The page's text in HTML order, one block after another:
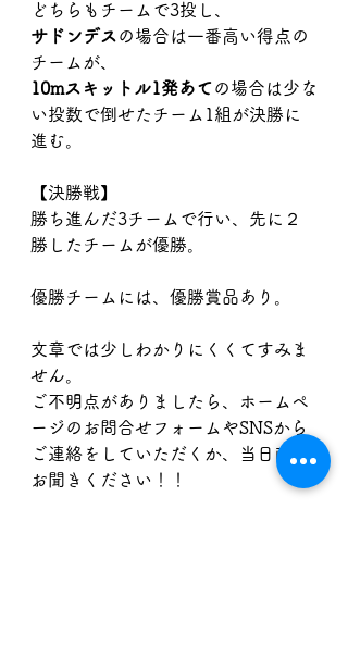
どちらもチームで3投し、
サドンデスの場合は一番高い得点の
チームが、
10mスキットル1発あての場合は少な
い投数で倒せたチーム1組が決勝に
進む。
【決勝戦】
勝ち進んだ3チームで行い、先に２
勝したチームが優勝。
​優勝チームには、優勝賞品あり。
文章では少しわかりにくくてすみま
せん。
ご不明点がありましたら、ホームペ
ージのお問合せフォームやSNSから
ご連絡をしていただくか、当日直接
お聞きください！！